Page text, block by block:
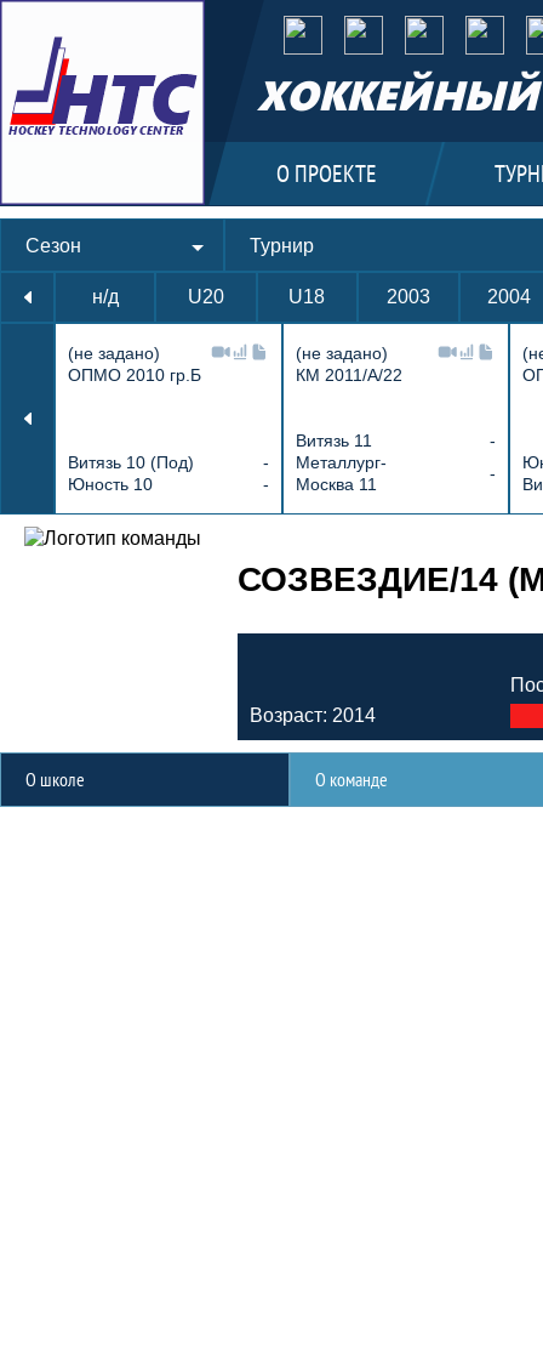
ХОККЕЙНЫЙ
О ПРОЕКТЕ
Сезон Турнир
н/д U20 U18 2003 2004
(не задано)
ОПМО 2010 гр.Б
Витязь 10 (Под)
-
Юность 10
-
(не задано)
КМ 2011/А/22
Витязь 11
-
Металлург-
Москва 11
-
СОЗВЕЗДИЕ/14
Возраст: 2014
О школе О команде